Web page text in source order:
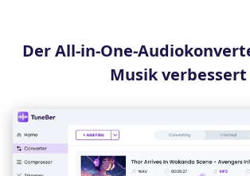
Der All-in-One-
Musik verbessert